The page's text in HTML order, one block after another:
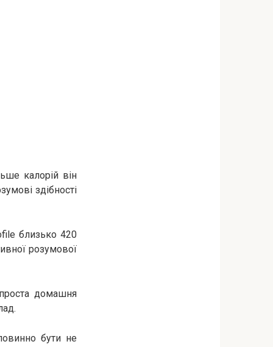
калорій він
здібності
близько 420
розумової
домашня
бути не